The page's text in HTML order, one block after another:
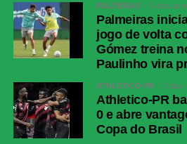
PALMEIRAS 5 dias
Palmeiras
jogo de volta
Gómez treina
Paulinho vira
ATHLETICO-PR 5 dias
Athletico-PR
0 e abre
Copa do Brasil